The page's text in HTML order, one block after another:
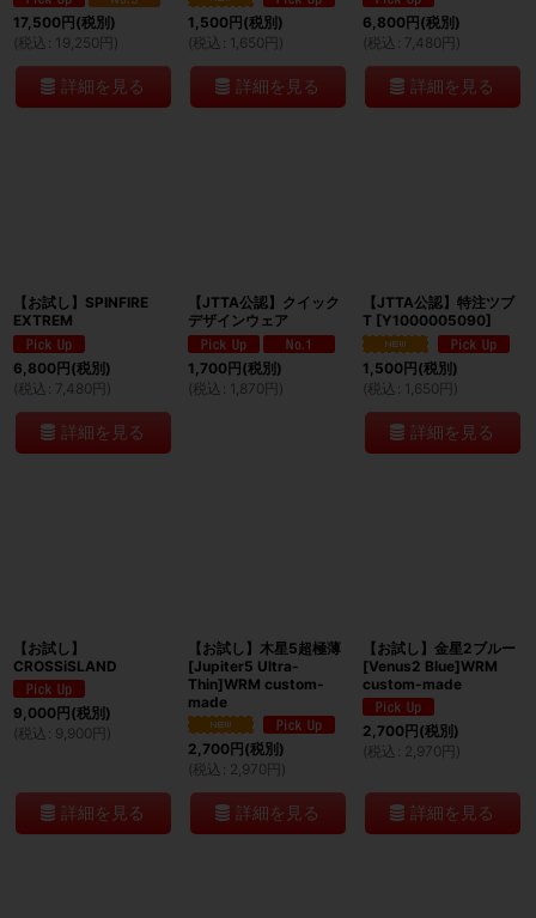
17,500 円 (税別)
(税込 : 19,250 円 )
詳細を見る
1,500円 (税別)
(税込 : 1,650 円 )
詳細を見る
6,800円 (税別)
(税込 : 7,480 円 )
詳細を見る
【お試し】SPINFIRE
EXTREM
6,800円(税別)
(税込 : 7,480円 )
詳細を見る
【JTTA公認】クイック
デザインウェア
1,700円(税別)
(税込 : 1,870円 )
【JTTA公認】特注ツブ
T [Y1000005090]
1,500円(税別)
(税込 : 1,650円 )
詳細を見る
【お試し】
CROSSiSLAND
9,000 円 (税別)
(税込 : 9,900 円 )
詳細を見る
【お試し】木星5超極薄
[Jupiter5 Ultra-
Thin]WRM custom-
made
2,700円 (税別)
(税込 : 2,970 円 )
詳細を見る
【お試し】金星2ブルー
[Venus2 Blue]WRM
custom-made
2,700円 (税別)
(税込 : 2,970 円 )
詳細を見る